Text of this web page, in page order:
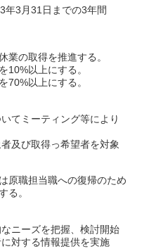
3月31日までの3年間
業の取得を推進する。
以上にする。
以上にする。
てミーティング等により
及び取得っ希望者を対象
原職担当職への復帰のため
る。
ニーズを把握、検討開始
対する情報提供を実施